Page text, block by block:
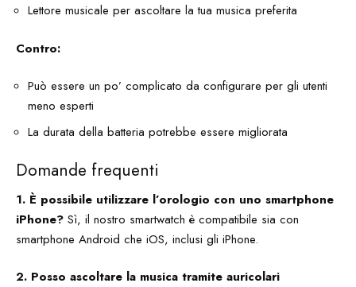
Lettore musicale per ascoltare la tua musica preferita
Contro:
Può essere un po’ complicato da configurare per gli utenti
meno esperti
La durata della batteria potrebbe essere migliorata
Domande frequenti
1. È possibile utilizzare l’orologio con uno smartphone
iPhone? Sì, il nostro smartwatch è compatibile sia con
smartphone Android che iOS, inclusi gli iPhone.
2. Posso ascoltare la musica tramite auricolari